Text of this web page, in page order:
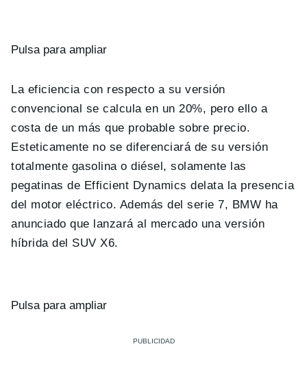
Pulsa para ampliar
La eficiencia con respecto a su versión
convencional se calcula en un 20%, pero ello a
costa de un más que probable sobre precio.
Esteticamente no se diferenciará de su versión
totalmente gasolina o diésel, solamente las
pegatinas de Efficient Dynamics delata la presencia
del motor eléctrico. Además del serie 7, BMW ha
anunciado que lanzará al mercado una versión
híbrida del SUV X6.
Pulsa para ampliar